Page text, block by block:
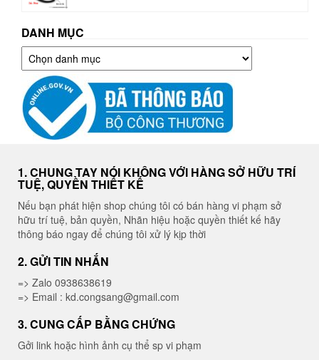
DANH MỤC
Danh
mục
1. CHUNG TAY NÓI KHÔNG VỚI HÀNG SỞ HỮU TRÍ
TUỆ, QUYỀN THIẾT KẾ
Nếu bạn phát hiện shop chúng tôi có bán hàng vi phạm sở
hữu trí tuệ, bản quyền, Nhãn hiệu hoặc quyền thiết kế hãy
thông báo ngay để chúng tôi xử lý kịp thời
2. GỬI TIN NHẮN
=> Zalo 0938638619
=> Email : kd.congsang@gmail.com
3. CUNG CẤP BẰNG CHỨNG
Gởi link hoặc hình ảnh cụ thể sp vi phạm